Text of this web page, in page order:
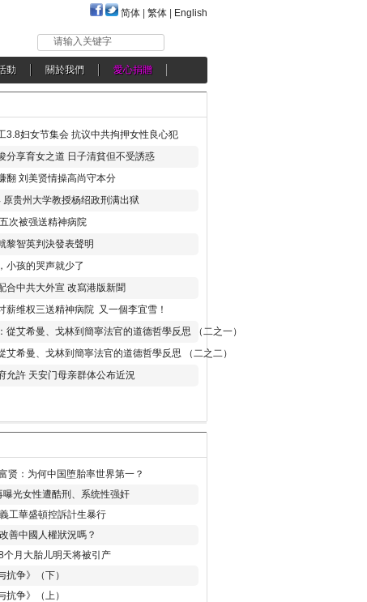
简体 繁体 English
请输入关键字
動 關於我們 愛心捐贈
3.8妇女节集会 抗议中共拘押女性良心犯
分享育女之道 日子清貧但不受誘惑
翻 刘美贤情操高尚守本分
贵州大学教授杨绍政刑满出狱
次被强送精神病院
黎智英判決發表聲明
小孩的哭声就少了
合中共大外宣 改寫港版新聞
薪维权三送精神病院 又一個李宜雪！
從艾希曼、戈林到簡寧法官的道德哲學反思 （二之一）
艾希曼、戈林到簡寧法官的道德哲學反思 （二之二）
允許 天安门母亲群体公布近況
贤：为何中国堕胎率世界第一？
曝光女性遭酷刑、系统性强奸
工華盛頓控訴計生暴行
善中國人權狀況嗎？
个月大胎儿明天将被引产
抗争》（下）
抗争》（上）